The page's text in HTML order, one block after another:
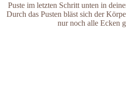
Puste im letzten Schritt unten in
Durch das Pusten bläst sich der
nur noch alle Ecken